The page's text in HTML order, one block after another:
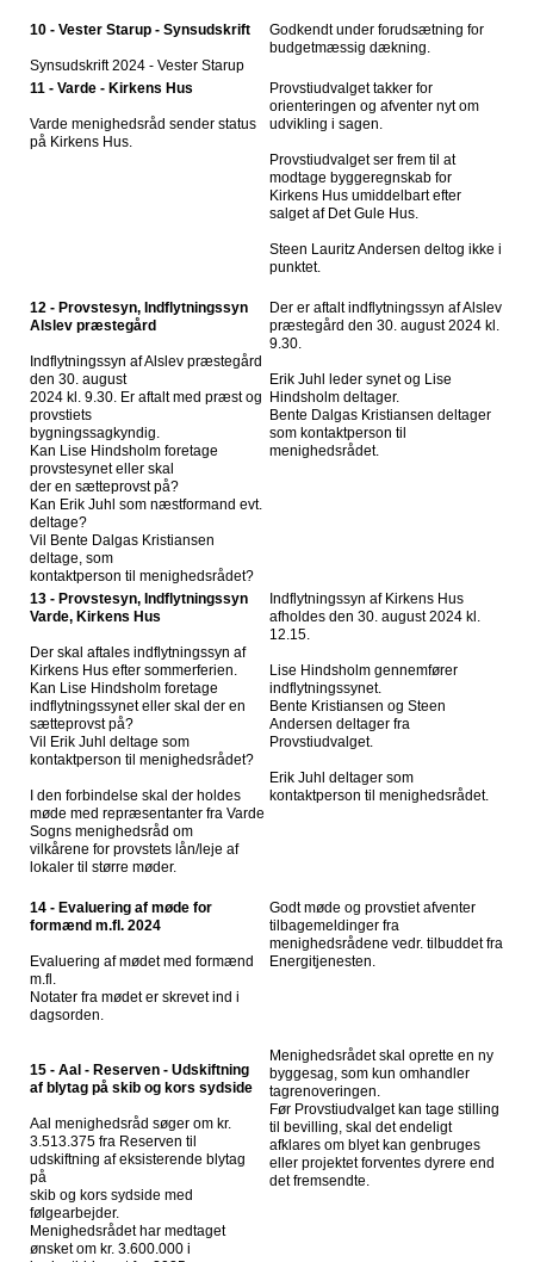
10 - Vester Starup - Synsudskrift
Synsudskrift 2024 - Vester Starup
Godkendt under forudsætning for
budgetmæssig dækning.
11 - Varde - Kirkens Hus
Varde menighedsråd sender status
på Kirkens Hus.
Provstiudvalget takker for
orienteringen og afventer nyt om
udvikling i sagen.
Provstiudvalget ser frem til at
modtage byggeregnskab for
Kirkens Hus umiddelbart efter
salget af Det Gule Hus.
Steen Lauritz Andersen deltog ikke i
punktet.
12 - Provstesyn, Indflytningssyn
Alslev præstegård
Indflytningssyn af Alslev præstegård
den 30. august
2024 kl. 9.30. Er aftalt med præst og
provstiets
bygningssagkyndig.
Kan Lise Hindsholm foretage
provstesynet eller skal
der en sætteprovst på?
Kan Erik Juhl som næstformand evt.
deltage?
Vil Bente Dalgas Kristiansen
deltage, som
kontaktperson til menighedsrådet?
Der er aftalt indflytningssyn af Alslev
præstegård den 30. august 2024 kl.
9.30.
Erik Juhl leder synet og Lise
Hindsholm deltager.
Bente Dalgas Kristiansen deltager
som kontaktperson til
menighedsrådet.
13 - Provstesyn, Indflytningssyn
Varde, Kirkens Hus
Der skal aftales indflytningssyn af
Kirkens Hus efter sommerferien.
Kan Lise Hindsholm foretage
indflytningssynet eller skal der en
sætteprovst på?
Vil Erik Juhl deltage som
kontaktperson til menighedsrådet?
I den forbindelse skal der holdes
møde med repræsentanter fra Varde
Sogns menighedsråd om
vilkårene for provstets lån/leje af
lokaler til større møder.
Indflytningssyn af Kirkens Hus
afholdes den 30. august 2024 kl.
12.15.
Lise Hindsholm gennemfører
indflytningssynet.
Bente Kristiansen og Steen
Andersen deltager fra
Provstiudvalget.
Erik Juhl deltager som
kontaktperson til menighedsrådet.
14 - Evaluering af møde for
formænd m.fl. 2024
Evaluering af mødet med formænd
m.fl.
Notater fra mødet er skrevet ind i
dagsorden.
Godt møde og provstiet afventer
tilbagemeldinger fra
menighedsrådene vedr. tilbuddet fra
Energitjenesten.
15 - Aal - Reserven - Udskiftning
af blytag på skib og kors sydside
Aal menighedsråd søger om kr.
3.513.375 fra Reserven til
udskiftning af eksisterende blytag
på
skib og kors sydside med
følgearbejder.
Menighedsrådet har medtaget
ønsket om kr. 3.600.000 i
Menighedsrådet skal oprette en ny
byggesag, som kun omhandler
tagrenoveringen.
Før Provstiudvalget kan tage stilling
til bevilling, skal det endeligt
afklares om blyet kan genbruges
eller projektet forventes dyrere end
det fremsendte.